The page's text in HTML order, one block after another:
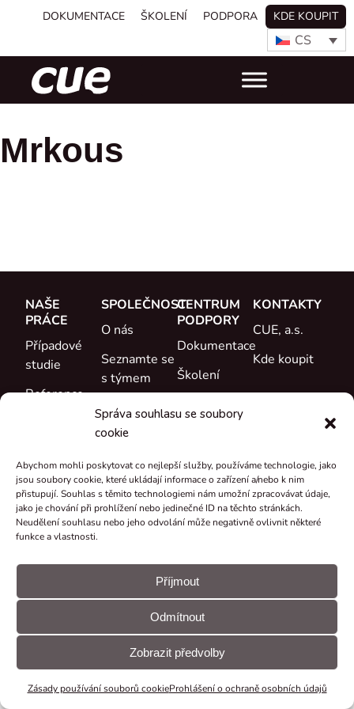
Správa souhlasu se soubory
cookie
Abychom mohli poskytovat co nejlepší služby, používáme technologie, jako
jsou soubory cookie, které ukládají informace o zařízení a/nebo k nim
přistupují. Souhlas s těmito technologiemi nám umožní zpracovávat údaje,
jako je chování při prohlížení nebo jedinečné ID na těchto stránkách.
Neudělení souhlasu nebo jeho odvolání může negativně ovlivnit některé
funkce a vlastnosti.
Příjmout
Odmítnout
Zobrazit předvolby
Zásady používání souborů cookieProhlášení o ochraně osobních údajů
DOKUMENTACE ŠKOLENÍ PODPORA KDE KOUPIT
CS
Mrkous
NAŠE
PRÁCE
Případové
studie
Reference
Co je nového
SPOLEČNOST
O nás
Seznamte se
s týmem
Kariéra
Certifikáty a
Zpětný odběr
a recyklace
Granty a
CENTRUM
PODPORY
Dokumentace
Školení
KONTAKTY
CUE, a.s.
Kde koupit
© CUE, a.s.
Všechna práva
Předvolby Prohlášení